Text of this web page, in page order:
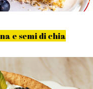
e semi di chia